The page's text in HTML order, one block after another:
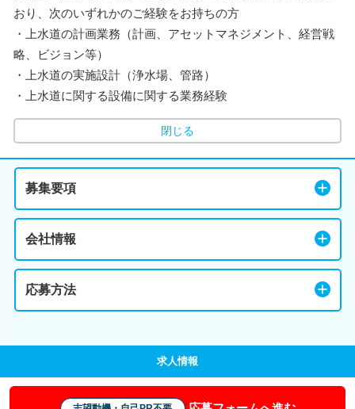
おり、次のいずれかのご経験をお持ちの方
・上水道の計画業務（計画、アセットマネジメント、経営戦
略、ビジョン等）
・上水道の実施設計（浄水場、管路）
・上水道に関する設備に関する業務経験
閉じる
募集要項
会社情報
応募方法
求人情報